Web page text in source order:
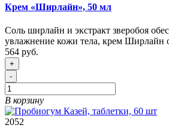
Крем «Ширлайн», 50 мл
Соль ширлайн и экстракт зверобоя
увлажнение кожи тела, крем Ширлайн
564 руб.
+
-
В корзину
2052